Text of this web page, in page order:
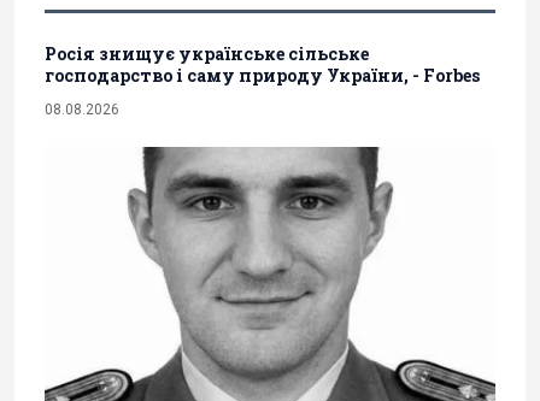
Росія знищує українське сільське
господарство і саму природу України, - Forbes
08.08.2026